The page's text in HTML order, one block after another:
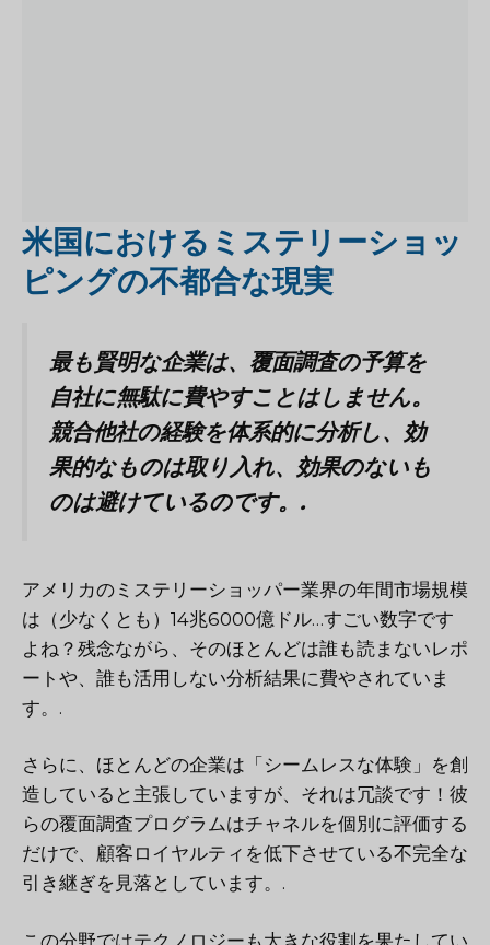
米国におけるミステリーショッ
ピングの不都合な現実
最も賢明な企業は、覆面調査の予算を
自社に無駄に費やすことはしません。
競合他社の経験を体系的に分析し、効
果的なものは取り入れ、効果のないも
のは避けているのです。.
アメリカのミステリーショッパー業界の年間市場規模
は（少なくとも）14兆6000億ドル…すごい数字です
よね？残念ながら、そのほとんどは誰も読まないレポ
ートや、誰も活用しない分析結果に費やされていま
す。.
さらに、ほとんどの企業は「シームレスな体験」を創
造していると主張していますが、それは冗談です！彼
らの覆面調査プログラムはチャネルを個別に評価する
だけで、顧客ロイヤルティを低下させている不完全な
引き継ぎを見落としています。.
この分野ではテクノロジーも大きな役割を果たしてい